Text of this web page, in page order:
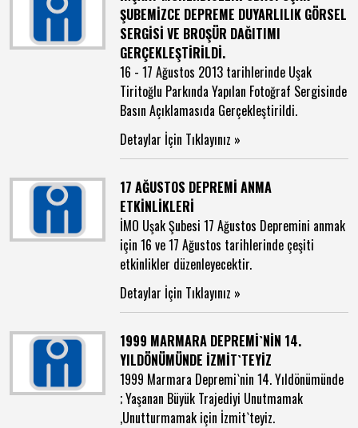
ŞUBEMİZCE DEPREME DUYARLILIK GÖRSEL
SERGİSİ VE BROŞÜR DAĞITIMI
GERÇEKLEŞTİRİLDİ.
16 - 17 Ağustos 2013 tarihlerinde Uşak
Tiritoğlu Parkında Yapılan Fotoğraf Sergisinde
Basın Açıklamasıda Gerçekleştirildi.
Detaylar İçin Tıklayınız »
17 AĞUSTOS DEPREMİ ANMA
ETKİNLİKLERİ
İMO Uşak Şubesi 17 Ağustos Depremini anmak
için 16 ve 17 Ağustos tarihlerinde çeşiti
etkinlikler düzenleyecektir.
Detaylar İçin Tıklayınız »
1999 MARMARA DEPREMİ`NİN 14.
YILDÖNÜMÜNDE İZMİT`TEYİZ
1999 Marmara Depremi`nin 14. Yıldönümünde
; Yaşanan Büyük Trajediyi Unutmamak
,Unutturmamak için İzmit`teyiz.